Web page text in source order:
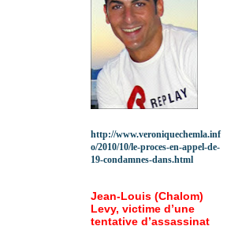
http://www.veroniquechemla.inf
o/2010/10/le-proces-en-appel-de-
19-condamnes-dans.html
Jean-Louis (Chalom)
Levy, victime d’une
tentative d’assassinat